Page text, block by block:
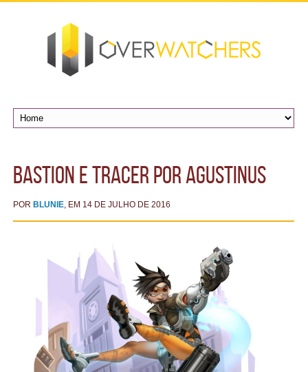
Bastion e Tracer por Agustinus
POR BLUNIE, EM 14 DE JULHO DE 2016